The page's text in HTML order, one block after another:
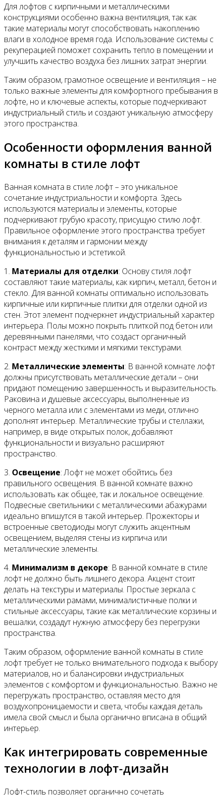
Для лофтов с кирпичными и металлическими
конструкциями особенно важна вентиляция, так как
такие материалы могут способствовать накоплению
влаги в холодное время года. Использование системы с
рекуперацией поможет сохранить тепло в помещении и
улучшить качество воздуха без лишних затрат энергии.
Таким образом, грамотное освещение и вентиляция – не
только важные элементы для комфортного пребывания в
лофте, но и ключевые аспекты, которые подчеркивают
индустриальный стиль и создают уникальную атмосферу
этого пространства.
Особенности оформления ванной
комнаты в стиле лофт
Ванная комната в стиле лофт – это уникальное
сочетание индустриальности и комфорта. Здесь
используются материалы и элементы, которые
подчеркивают грубую красоту, присущую стилю лофт.
Правильное оформление этого пространства требует
внимания к деталям и гармонии между
функциональностью и эстетикой.
1. Материалы для отделки: Основу стиля лофт
составляют такие материалы, как кирпич, металл, бетон и
стекло. Для ванной комнаты оптимально использовать
кирпичные или кирпичные плитки для отделки одной из
стен. Этот элемент подчеркнет индустриальный характер
интерьера. Полы можно покрыть плиткой под бетон или
деревянными панелями, что создаст органичный
контраст между жесткими и мягкими текстурами.
2. Металлические элементы: В ванной комнате лофт
должны присутствовать металлические детали – они
придают помещению завершенность и выразительность.
Раковина и душевые аксессуары, выполненные из
черного металла или с элементами из меди, отлично
дополнят интерьер. Металлические трубы и стеллажи,
например, в виде открытых полок, добавляют
функциональности и визуально расширяют
пространство.
3. Освещение: Лофт не может обойтись без
правильного освещения. В ванной комнате важно
использовать как общее, так и локальное освещение.
Подвесные светильники с металлическими абажурами
идеально впишутся в такой интерьер. Прожекторы и
встроенные светодиоды могут служить акцентным
освещением, выделяя стены из кирпича или
металлические элементы.
4. Минимализм в декоре: В ванной комнате в стиле
лофт не должно быть лишнего декора. Акцент стоит
делать на текстуры и материалы. Простые зеркала с
металлическими рамами, минималистичные полки и
стильные аксессуары, такие как металлические корзины и
вешалки, создадут нужную атмосферу без перегрузки
пространства.
Таким образом, оформление ванной комнаты в стиле
лофт требует не только внимательного подхода к выбору
материалов, но и балансировки индустриальных
элементов с комфортом и функциональностью. Важно не
перегружать пространство, оставляя место для
воздухопроницаемости и света, чтобы каждая деталь
имела свой смысл и была органично вписана в общий
интерьер.
Как интегрировать современные
технологии в лофт-дизайн
Лофт-стиль позволяет органично сочетать